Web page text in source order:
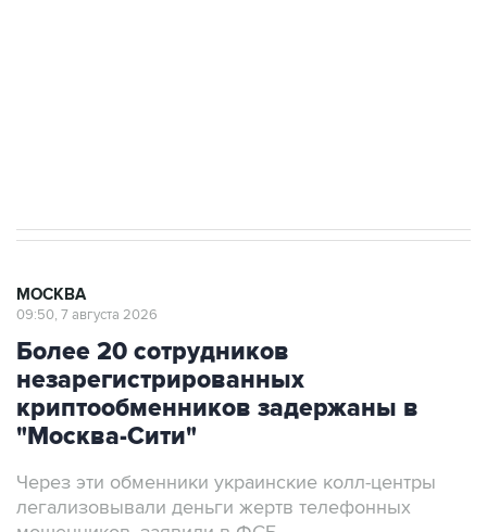
МОСКВА
09:50, 7 августа 2026
Более 20 сотрудников
незарегистрированных
криптообменников задержаны в
"Москва-Сити"
Через эти обменники украинские колл-центры
легализовывали деньги жертв телефонных